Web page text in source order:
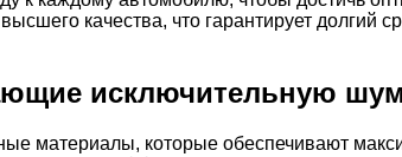
качества, что гарантирует долгий
исключительную
материалы, которые обеспечивают